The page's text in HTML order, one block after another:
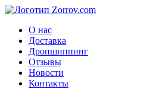
О нас
Доставка
Дропшиппинг
Отзывы
Новости
Контакты